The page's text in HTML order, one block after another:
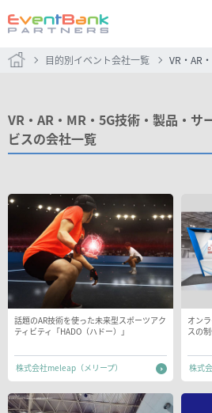
目的別イベント会社一覧 VR・AR
VR・AR・MR・5G技術・製品・サ
ビスの会社一覧
話題のAR技術を使った未来型スポーツアク
ティビティ「HADO（ハドー）」
株式会社meleap（メリープ）
オン
スの
株式